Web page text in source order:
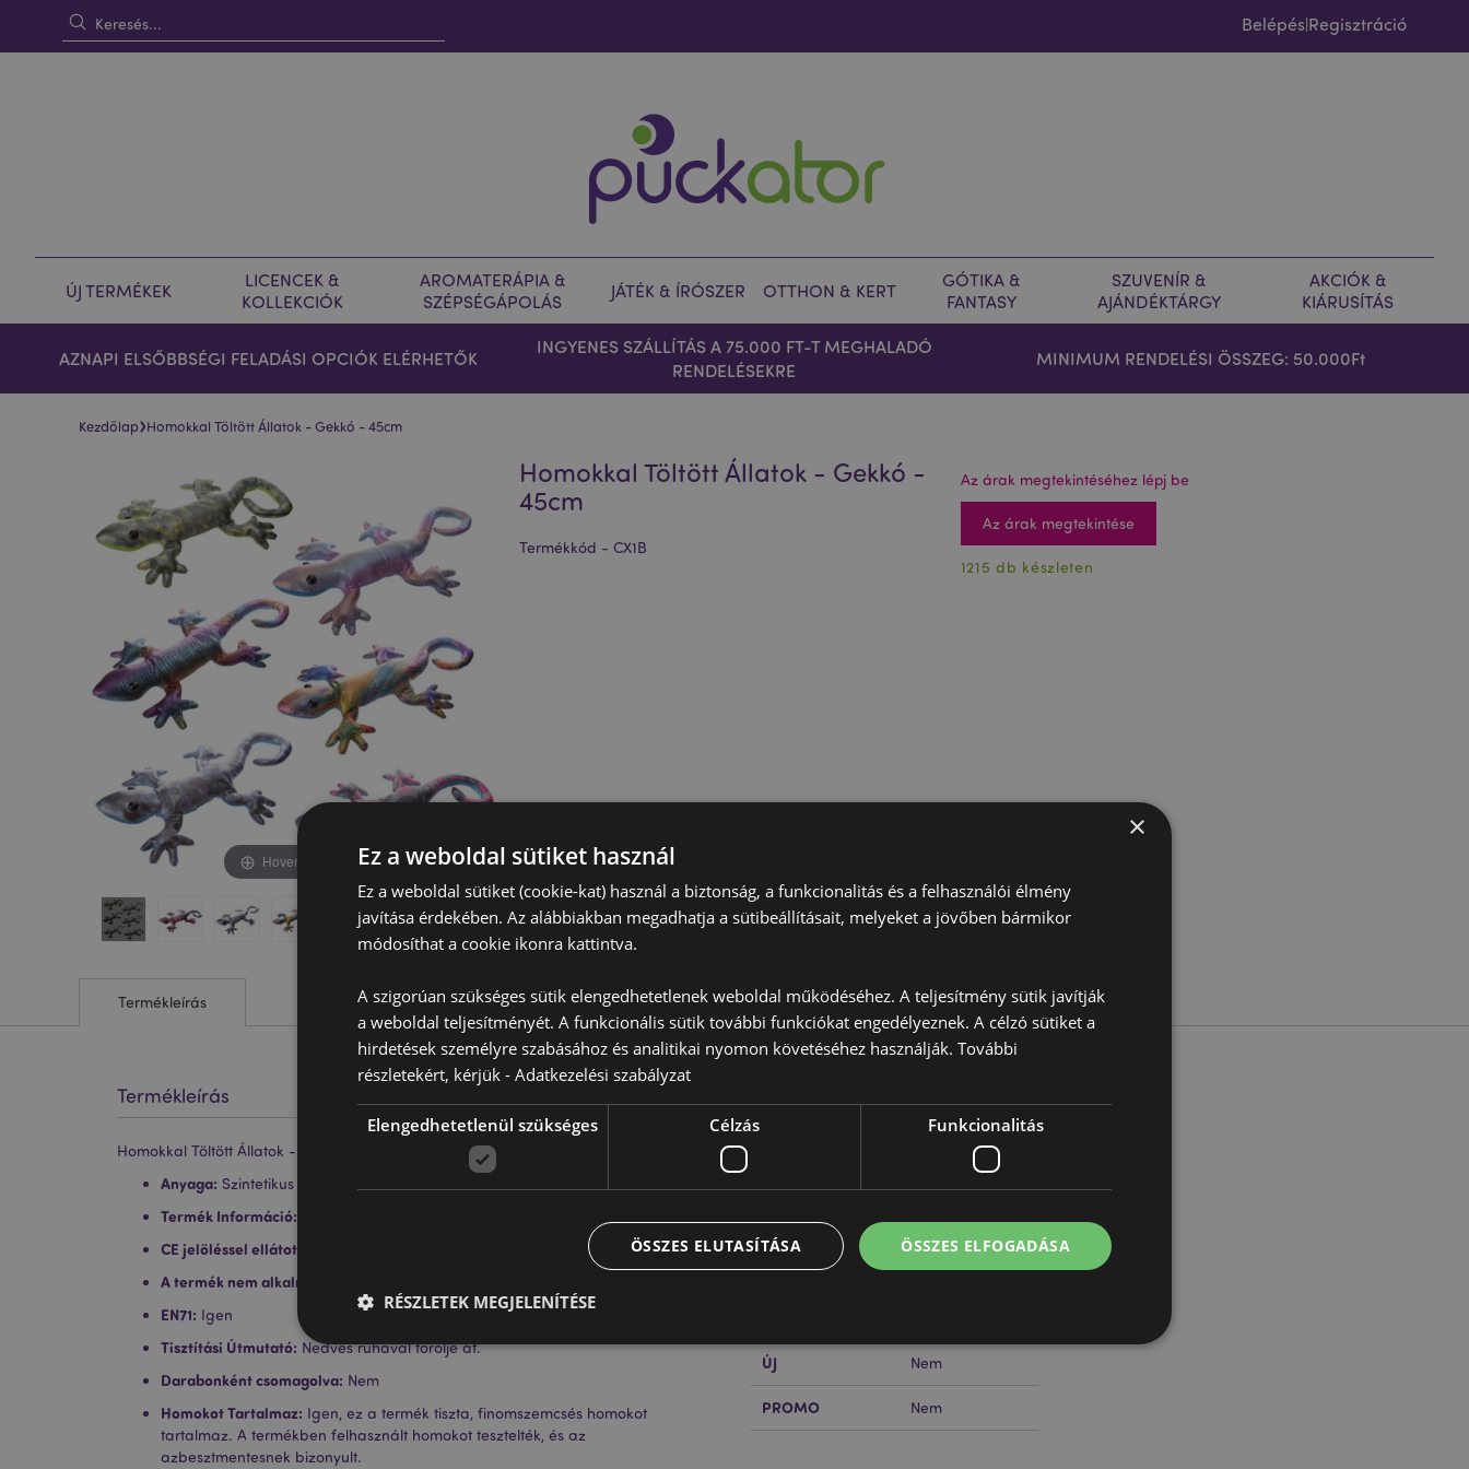
Belépés|Regisztráció
ÚJ TERMÉKEK
LICENCEK &
KOLLEKCIÓK
AROMATERÁPIA &
SZÉPSÉGÁPOLÁS
JÁTÉK & ÍRÓSZER OTTHON & KERT
GÓTIKA &
FANTASY
SZUVENÍR &
AJÁNDÉKTÁRGY
AKCIÓK &
KIÁRUSÍTÁS
AZNAPI ELSŐBBSÉGI FELADÁSI OPCIÓK ELÉRHETŐK
INGYENES SZÁLLÍTÁS A 75.000 FT-T MEGHALADÓ
RENDELÉSEKRE
MINIMUM RENDELÉSI ÖSSZEG: 50.000Ft
Kezdőlap›Homokkal Töltött Állatok - Gekkó - 45cm
képgaléria
végére
képgaléria
elejére
Hover to zoom
Homokkal Töltött Állatok - Gekkó -
45cm
Termékkód - CX1B
Az árak megtekintéséhez lépj be
Az árak megtekintése
1215 db készleten
Termékleírás
Termékleírás
Homokkal Töltött Állatok - Gekkó - 45cm
Anyaga: Szintetikus szövet és vatta, finom szemű, tisztított homok
Termék Információ:
CE jelöléssel ellátott termék:
A termék nem alkalmas a következő korosztálynak:
EN71: Igen
Tisztítási Útmutató: Nedves ruhával törölje át.
Darabonként csomagolva: Nem
Homokot Tartalmaz: Igen, ez a termék tiszta, finomszemcsés homokot
tartalmaz. A termékben felhasznált homokot tesztelték, és az
azbesztmentesnek bizonyult.
További
Karton Mennyiség 12
Súly (Kg) 1.204000
ÚJ Nem
PROMO Nem
×
Ez a weboldal sütiket használ
Ez a weboldal sütiket (cookie-kat) használ a biztonság, a funkcionalitás és a felhasználói élmény
javítása érdekében. Az alábbiakban megadhatja a sütibeállításait, melyeket a jövőben bármikor
módosíthat a cookie ikonra kattintva.
A szigorúan szükséges sütik elengedhetetlenek weboldal működéséhez. A teljesítmény sütik javítják
a weboldal teljesítményét. A funkcionális sütik további funkciókat engedélyeznek. A célzó sütiket a
hirdetések személyre szabásához és analitikai nyomon követéséhez használják. További
részletekért, kérjük - Adatkezelési szabályzat
Elengedhetetlenül szükséges Célzás Funkcionalitás
ÖSSZES ELFOGADÁSA
ÖSSZES ELUTASÍTÁSA
RÉSZLETEK MEGJELENÍTÉSE
Célzás Funkcionalitás
A weboldal működéséhez feltétlenül szükséges sütik lehetővé teszik a webhely alapvető funkcióit, például a felhasználói
bejelentkezést és a fiókkezelést. A weboldal nem használható megfelelően a feltétlenül szükséges sütik nélkül.